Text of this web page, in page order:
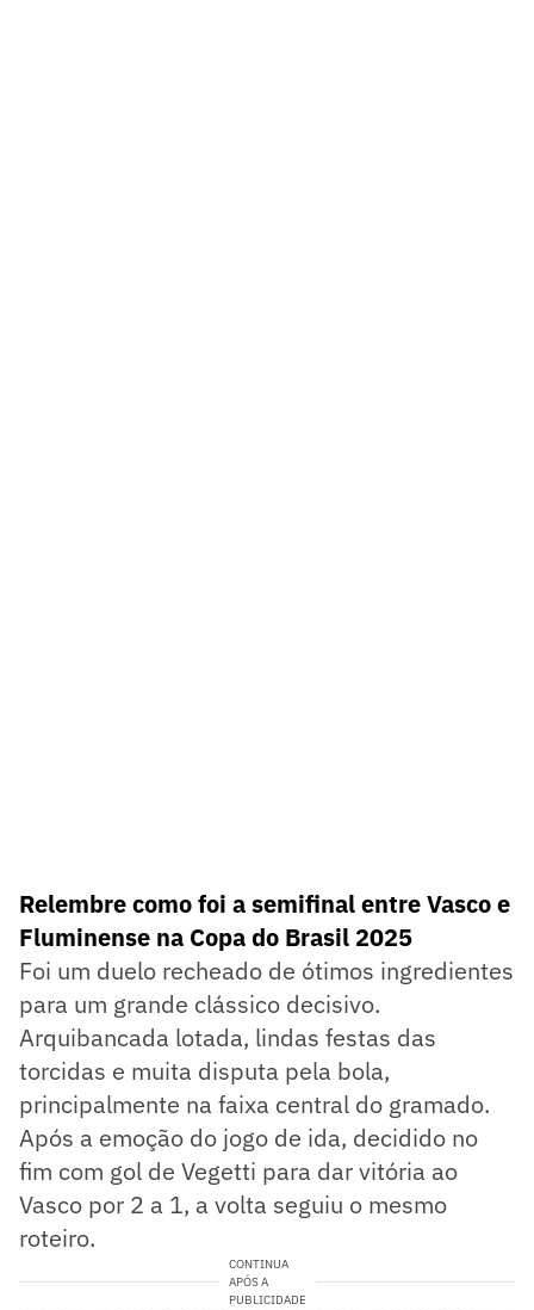
Relembre como foi a semifinal entre Vasco e
Fluminense na Copa do Brasil 2025
Foi um duelo recheado de ótimos ingredientes
para um grande clássico decisivo.
Arquibancada lotada, lindas festas das
torcidas e muita disputa pela bola,
principalmente na faixa central do gramado.
Após a emoção do jogo de ida, decidido no
fim com gol de Vegetti para dar vitória ao
Vasco por 2 a 1, a volta seguiu o mesmo
roteiro.
CONTINUA
APÓS A
PUBLICIDADE